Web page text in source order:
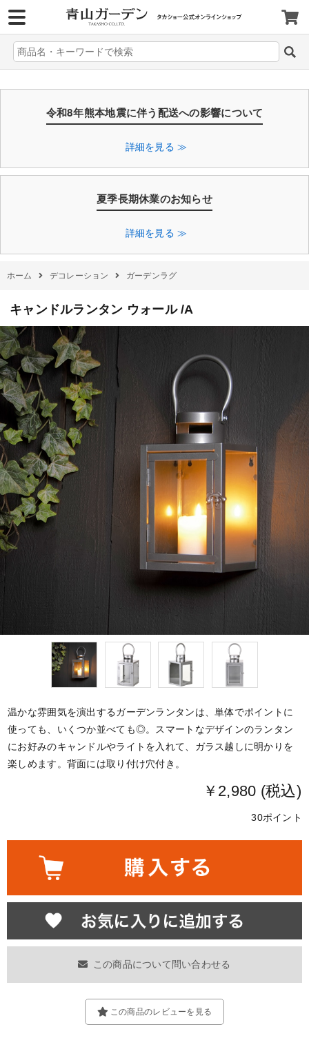
令和8年熊本地震に伴う配送への影響について
詳細を見る ≫
夏季長期休業のお知らせ
詳細を見る ≫
ホーム デコレーション ガーデンラグ
キャンドルランタン ウォール /A
温かな雰囲気を演出するガーデンランタンは、単体でポイントに
使っても、いくつか並べても◎。スマートなデザインのランタン
にお好みのキャンドルやライトを入れて、ガラス越しに明かりを
楽しめます。背面には取り付け穴付き。
￥2,980 (税込)
30ポイント
この商品について問い合わせる
この商品のレビューを見る